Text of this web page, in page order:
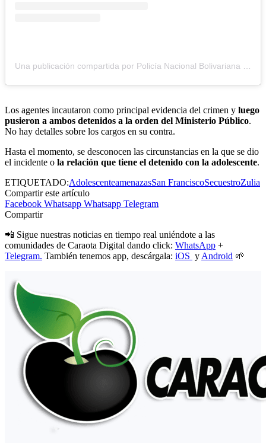
Una publicación compartida por Policía Nacional Bolivariana | DAET (@pnbdaet)
Los agentes incautaron como principal evidencia del crimen y luego
pusieron a ambos detenidos a la orden del Ministerio Público.
No hay detalles sobre los cargos en su contra.
Hasta el momento, se desconocen las circunstancias en la que se dio
el incidente o la relación que tiene el detenido con la adolescente.
ETIQUETADO:AdolescenteamenazasSan FranciscoSecuestroZulia
Compartir este artículo
Facebook Whatsapp Whatsapp Telegram
Compartir
📲 Sigue nuestras noticias en tiempo real uniéndote a las
comunidades de Caraota Digital dando click: WhatsApp +
Telegram. También tenemos app, descárgala: iOS yAndroid 🌱